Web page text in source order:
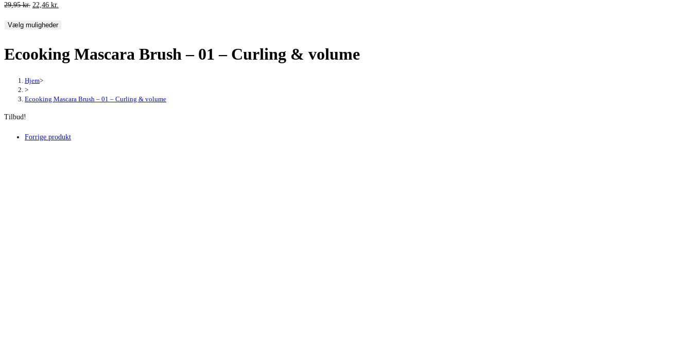
29,95kr. Den
pris
29,95 kr..
22,46 kr.
22,46 kr..
Vælg muligheder
Ecooking Mascara Brush – 01 – Curling & volume
Hjem>
>
Ecooking Mascara Brush – 01 – Curling & volume
Tilbud!
Forrige produkt